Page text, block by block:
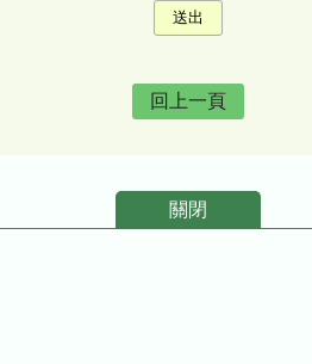
回上一頁
關閉